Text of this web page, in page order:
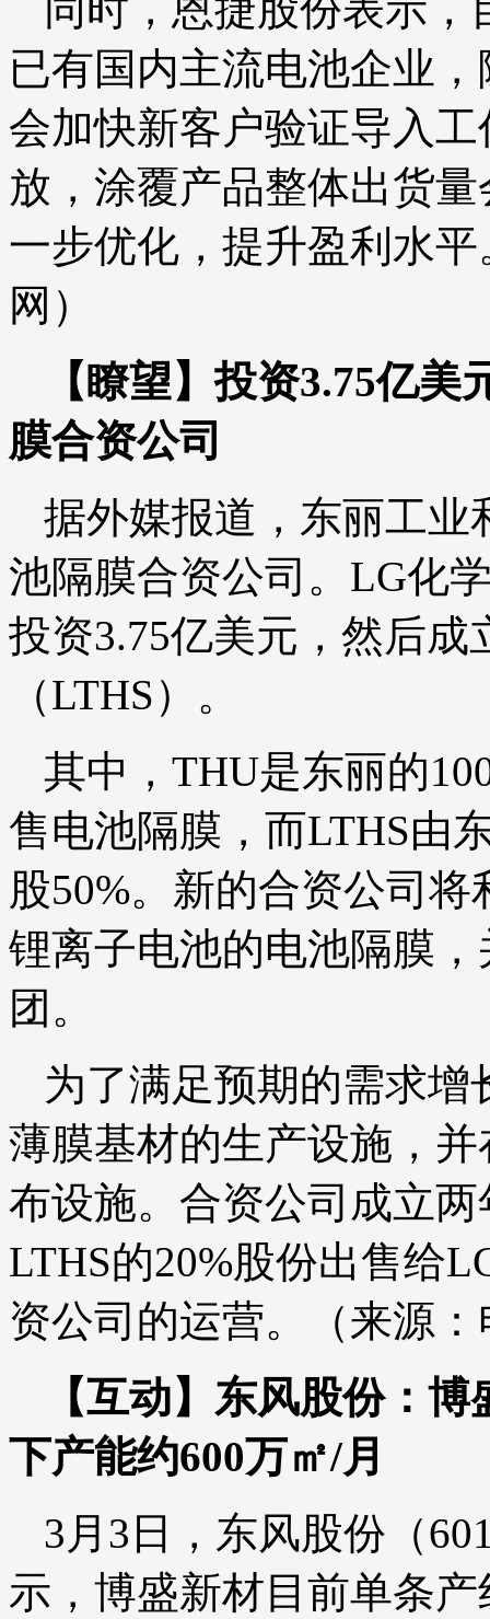
已有国内主流电池企业
会加快新客户验证导入
放，涂覆产品整体出货
一步优化，提升盈利水
网）
【瞭望】投资3.75亿
膜合资公司
据外媒报道，东丽工业
池隔膜合资公司。LG化
投资3.75亿美元，然后
（LTHS）。
其中，THU是东丽的
售电池隔膜，而LTHS由
股50%。新的合资公司
锂离子电池的电池隔膜
团。
为了满足预期的需求
薄膜基材的生产设施，
布设施。合资公司成立
LTHS的20%股份出售给
资公司的运营。（来源
【互动】东风股份：
下产能约600万㎡/月
3月3日，东风股份（
示，博盛新材目前单条